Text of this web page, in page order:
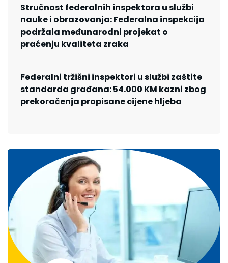
Stručnost federalnih inspektora u službi
nauke i obrazovanja: Federalna inspekcija
podržala međunarodni projekat o
praćenju kvaliteta zraka
Federalni tržišni inspektori u službi zaštite
standarda građana: 54.000 KM kazni zbog
prekoračenja propisane cijene hljeba